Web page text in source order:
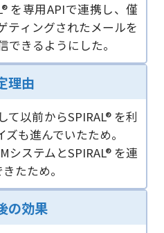
を専用APIで連携し、僅
ティングされたメールを
きるようにした。
理由
て以前からSPIRAL® を利
も進んでいたため。
システムとSPIRAL® を連
たため。
の効果